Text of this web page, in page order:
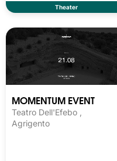
Theater
MOMENTUM EVENT
Teatro Dell'Efebo ,
Agrigento